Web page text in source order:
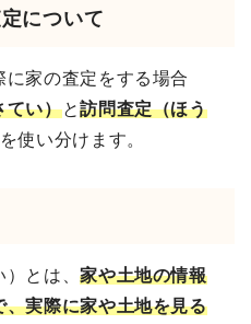
について
家の査定をする場合
てい）と訪問査定（ほう
使い分けます。
）とは、家や土地の情報
実際に家や土地を見る